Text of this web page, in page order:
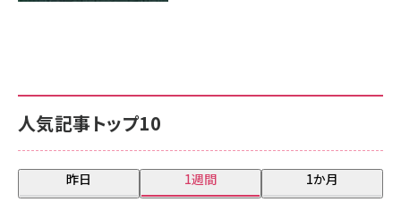
人気記事トップ10
昨日 1週間 1か月